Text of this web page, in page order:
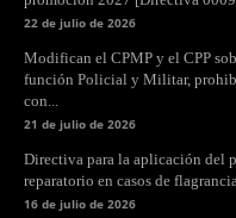
22 de julio de 2026
Modifican el CPMP y el CPP
función Policial y Militar,
con...
21 de julio de 2026
Directiva para la aplicación del
reparatorio en casos de
16 de julio de 2026